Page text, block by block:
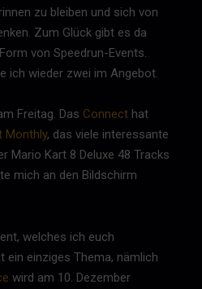
zu bleiben und sich von
Zum Glück gibt es da
von Speedrun-Events.
ich wieder zwei im Angebot.
Freitag. Das Connect hat
Monthly, das viele interessante
Mario Kart 8 Deluxe 48 Tracks
mich an den Bildschirm
welches ich euch
ein einziges Thema, nämlich
wird am 10. Dezember